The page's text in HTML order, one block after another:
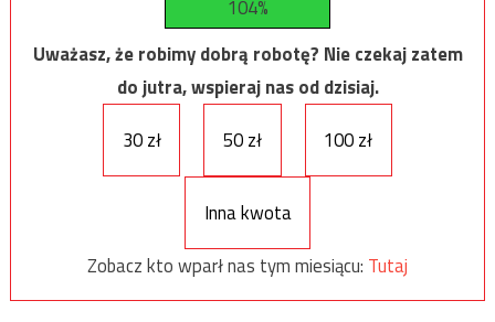
104%
Uważasz, że robimy dobrą robotę? Nie czekaj zatem
do jutra, wspieraj nas od dzisiaj.
30 zł
50 zł 100 zł
Inna kwota
Zobacz kto wparł nas tym miesiącu: Tutaj